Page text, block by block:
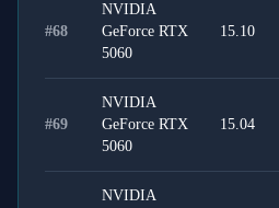
#68
NVIDIA
GeForce RTX
5060
15.10
#69
NVIDIA
GeForce RTX
5060
15.04
NVIDIA